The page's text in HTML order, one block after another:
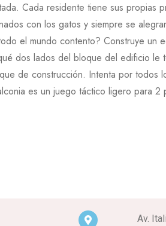
Cada residente tiene sus propias
con los gatos y siempre se
el mundo contento? Construye
dos lados del bloque del edificio le
de construcción. Intenta por todos
es un juego táctico ligero para
Av.